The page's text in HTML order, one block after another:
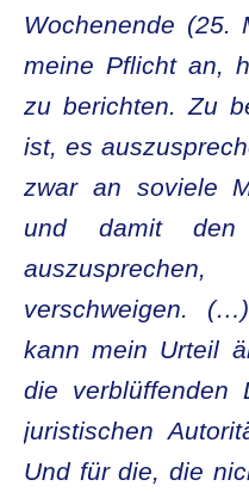
Wochenende (25.
meine Pflicht an,
zu berichten. Zu
ist, es
zwar an soviele
und damit
verschweigen.
kann mein Urteil
die verblüffenden
juristischen
Und für die, die